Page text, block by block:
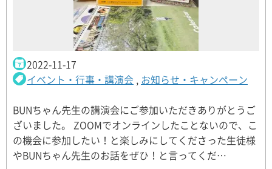
2022-11-17
イベント・行事・講演会 , お知らせ・キャンペーン
BUNちゃん先生の講演会にご参加いただきありがとうご
ざいました。 ZOOMでオンラインしたことないので、こ
の機会に参加したい！と楽しみにしてくださった生徒様
やBUNちゃん先生のお話をぜひ！と言ってくだ…